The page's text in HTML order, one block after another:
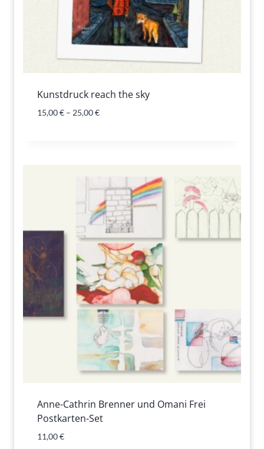
Kunstdruck reach the sky
15,00€ – 25,00€
Anne-Cathrin Brenner und Omani Frei
Postkarten-Set
11,00€